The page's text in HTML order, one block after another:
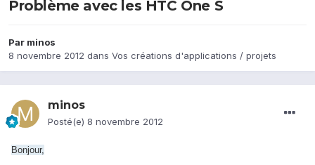
Problème avec les HTC One S
Par minos
8 novembre 2012 dans Vos créations d'applications / projets
minos
Posté(e) 8 novembre 2012
Bonjour,